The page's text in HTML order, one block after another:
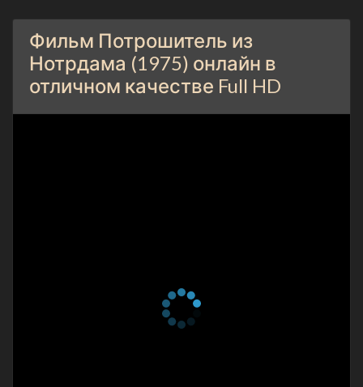
Фильм Потрошитель из
Нотрдама (1975) онлайн в
отличном качестве Full HD